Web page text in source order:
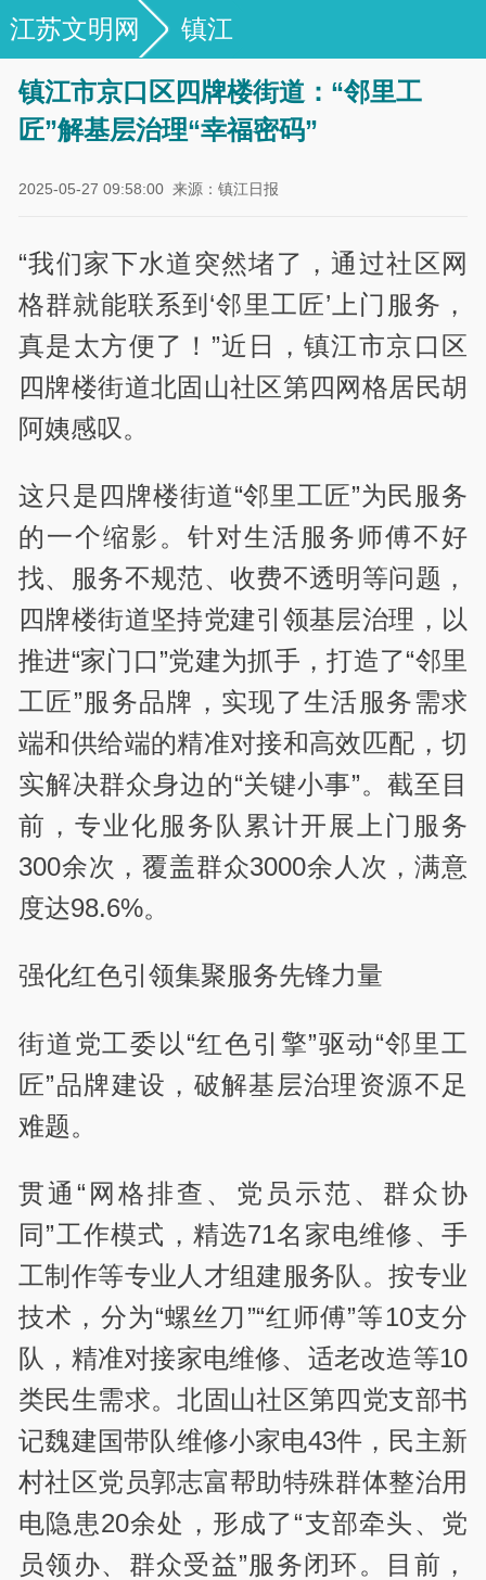
江苏文明网 镇江
镇江市京口区四牌楼街道：“邻里工
匠”解基层治理“幸福密码”
2025-05-27 09:58:00 来源：镇江日报
“我们家下水道突然堵了，通过社区网
格群就能联系到‘邻里工匠’上门服务，
真是太方便了！”近日，镇江市京口区
四牌楼街道北固山社区第四网格居民胡
阿姨感叹。
这只是四牌楼街道“邻里工匠”为民服务
的一个缩影。针对生活服务师傅不好
找、服务不规范、收费不透明等问题，
四牌楼街道坚持党建引领基层治理，以
推进“家门口”党建为抓手，打造了“邻里
工匠”服务品牌，实现了生活服务需求
端和供给端的精准对接和高效匹配，切
实解决群众身边的“关键小事”。截至目
前，专业化服务队累计开展上门服务
300余次，覆盖群众3000余人次，满意
度达98.6%。
强化红色引领集聚服务先锋力量
街道党工委以“红色引擎”驱动“邻里工
匠”品牌建设，破解基层治理资源不足
难题。
贯通“网格排查、党员示范、群众协
同”工作模式，精选71名家电维修、手
工制作等专业人才组建服务队。按专业
技术，分为“螺丝刀”“红师傅”等10支分
队，精准对接家电维修、适老改造等10
类民生需求。北固山社区第四党支部书
记魏建国带队维修小家电43件，民主新
村社区党员郭志富帮助特殊群体整治用
电隐患20余处，形成了“支部牵头、党
员领办、群众受益”服务闭环。目前，